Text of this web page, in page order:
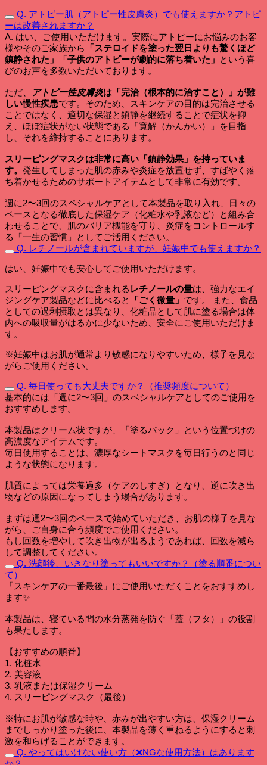
Q. アトピー肌（アトピー性皮膚炎）でも使えますか？アトピ
ーは改善されますか？
A. はい、ご使用いただけます。実際にアトピーにお悩みのお客
様やそのご家族から
「ステロイドを塗った翌日よりも驚くほど
鎮静された」「子供のアトピーが劇的に落ち着いた」 という喜
びのお声を多数いただいております。
ただ、 アトピー性皮膚炎は「完治（根本的に治すこと）」が難
しい慢性疾患です。そのため、スキンケアの目的は完治させる
ことではなく、適切な保湿と鎮静を継続することで症状を抑
え、ほぼ症状がない状態である「寛解（かんかい）」を目指
し、それを維持することにあります。
スリーピングマスクは非常に高い「鎮静効果」を持っていま
す。 発生してしまった肌の赤みや炎症を放置せず、すばやく落
ち着かせるためのサポートアイテムとして非常に有効です。
週に2〜3回のスペシャルケアとして本製品を取り入れ、日々の
ベースとなる徹底した保湿ケア（化粧水や乳液など）と組み合
わせることで、肌のバリア機能を守り、炎症をコントロールす
る「一生の習慣」としてご活用ください。
Q. レチノールが含まれていますが、妊娠中でも使えますか？
はい、妊娠中でも安心してご使用いただけます。
スリーピングマスクに含まれる レチノールの量は、強力なエイ
ジングケア製品などに比べると
「ごく微量」 です。 また、食品
としての過剰摂取とは異なり、化粧品として肌に塗る場合は体
内への吸収量がはるかに少ないため、安全にご使用いただけま
す。
※妊娠中はお肌が通常より敏感になりやすいため、様子を見な
がらご使用ください。
Q. 毎日使っても大丈夫ですか？（推奨頻度について）
基本的には「週に2〜3回」のスペシャルケアとしてのご使用を
おすすめします。
本製品はクリーム状ですが、「塗るパック」という位置づけの
高濃度なアイテムです。
毎日使用することは、濃厚なシートマスクを毎日行うのと同じ
ような状態になります。
肌質によっては栄養過多（ケアのしすぎ）となり、逆に吹き出
物などの原因になってしまう場合があります。
まずは週2〜3回のペースで始めていただき、お肌の様子を見な
がら、ご自身に合う頻度でご使用ください。
もし回数を増やして吹き出物が出るようであれば、回数を減ら
して調整してください。
Q. 洗顔後、いきなり塗ってもいいですか？（塗る順番につい
て）
「スキンケアの一番最後」にご使用いただくことをおすすめし
ます✨
本製品は、寝ている間の水分蒸発を防ぐ「蓋（フタ）」の役割
も果たします。
【おすすめの順番】
1. 化粧水
2. 美容液
3. 乳液または保湿クリーム
4. スリーピングマスク（最後）
※特にお肌が敏感な時や、赤みが出やすい方は、保湿クリーム
までしっかり塗った後に、本製品を薄く重ねるようにすると刺
激を和らげることができます。
Q. やってはいけない使い方（❌NGな使用方法）はあります